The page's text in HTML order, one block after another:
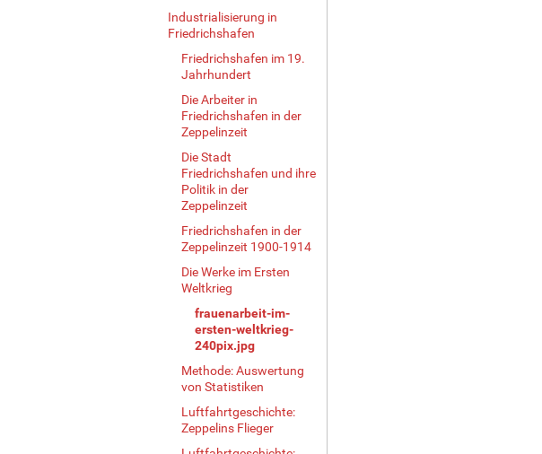
Industrialisierung in
Friedrichshafen
Friedrichshafen im 19.
Jahrhundert
Die Arbeiter in
Friedrichshafen in der
Zeppelinzeit
Die Stadt
Friedrichshafen und ihre
Politik in der
Zeppelinzeit
Friedrichshafen in der
Zeppelinzeit 1900-1914
Die Werke im Ersten
Weltkrieg
frauenarbeit-im-
ersten-weltkrieg-
240pix.jpg
Methode: Auswertung
von Statistiken
Luftfahrtgeschichte:
Zeppelins Flieger